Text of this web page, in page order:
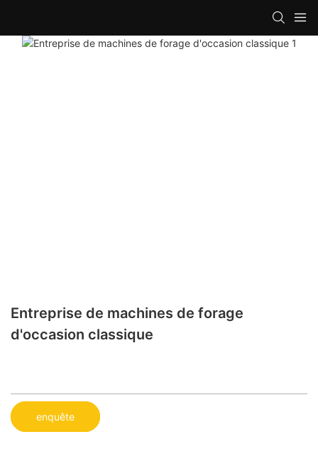
Entreprise de machines de forage
d'occasion classique
enquête